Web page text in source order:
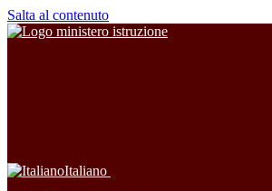
Salta al contenuto
Italiano